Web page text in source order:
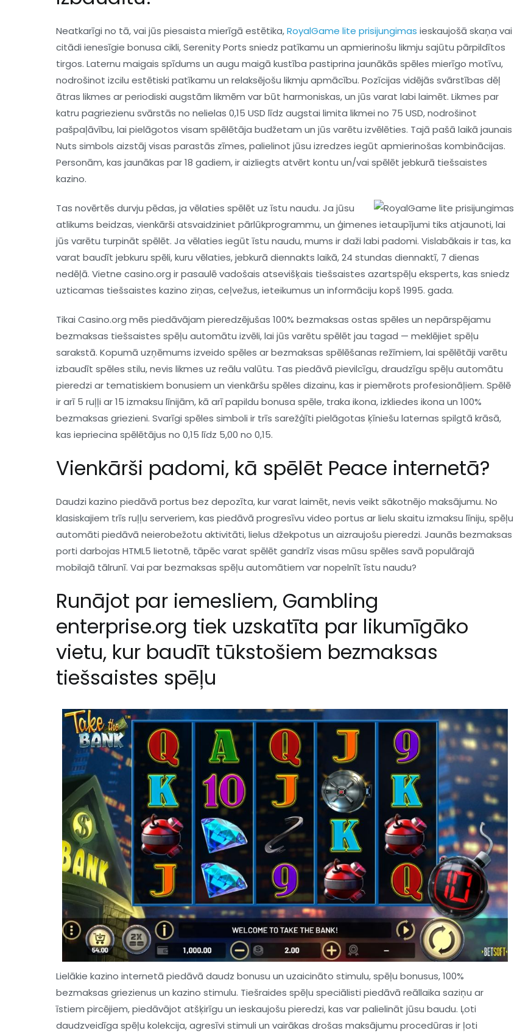
Neatkarīgi no tā, vai jūs piesaista mierīgā estētika,RoyalGame lite prisijungimas ieskaujošā skaņa vai
citādi ienesīgie bonusa cikli, Serenity Ports sniedz patīkamu un apmierinošu likmju sajūtu pārpildītos
tirgos. Laternu maigais spīdums un augu maigā kustība pastiprina jaunākās spēles mierīgo motīvu,
nodrošinot izcilu estētiski patīkamu un relaksējošu likmju apmācību. Pozīcijas vidējās svārstības dēļ
ātras likmes ar periodiski augstām likmēm var būt harmoniskas, un jūs varat labi laimēt. Likmes par
katru pagriezienu svārstās no nelielas 0,15 USD līdz augstai limita likmei no 75 USD, nodrošinot
pašpaļāvību, lai pielāgotos visam spēlētāja budžetam un jūs varētu izvēlēties. Tajā pašā laikā jaunais
Nuts simbols aizstāj visas parastās zīmes, palielinot jūsu izredzes iegūt apmierinošas kombinācijas.
Personām, kas jaunākas par 18 gadiem, ir aizliegts atvērt kontu un/vai spēlēt jebkurā tiešsaistes
kazino.
Tas novērtēs durvju pēdas, ja vēlaties spēlēt uz īstu naudu. Ja jūsu
atlikums beidzas, vienkārši atsvaidziniet pārlūkprogrammu, un ģimenes ietaupījumi tiks atjaunoti, lai
jūs varētu turpināt spēlēt. Ja vēlaties iegūt īstu naudu, mums ir daži labi padomi. Vislabākais ir tas, ka
varat baudīt jebkuru spēli, kuru vēlaties, jebkurā diennakts laikā, 24 stundas diennaktī, 7 dienas
nedēļā. Vietne casino.org ir pasaulē vadošais atsevišķais tiešsaistes azartspēļu eksperts, kas sniedz
uzticamas tiešsaistes kazino ziņas, ceļvežus, ieteikumus un informāciju kopš 1995. gada.
Tikai Casino.org mēs piedāvājam pieredzējušas 100% bezmaksas ostas spēles un nepārspējamu
bezmaksas tiešsaistes spēļu automātu izvēli, lai jūs varētu spēlēt jau tagad — meklējiet spēļu
sarakstā. Kopumā uzņēmums izveido spēles ar bezmaksas spēlēšanas režīmiem, lai spēlētāji varētu
izbaudīt spēles stilu, nevis likmes uz reālu valūtu. Tas piedāvā pievilcīgu, draudzīgu spēļu automātu
pieredzi ar tematiskiem bonusiem un vienkāršu spēles dizainu, kas ir piemērots profesionāļiem. Spēlē
ir arī 5 ruļļi ar 15 izmaksu līnijām, kā arī papildu bonusa spēle, traka ikona, izkliedes ikona un 100%
bezmaksas griezieni. Svarīgi spēles simboli ir trīs sarežģīti pielāgotas ķīniešu laternas spilgtā krāsā,
kas iepriecina spēlētājus no 0,15 līdz 5,00 no 0,15.
Vienkārši padomi, kā spēlēt Peace internetā?
Daudzi kazino piedāvā portus bez depozīta, kur varat laimēt, nevis veikt sākotnējo maksājumu. No
klasiskajiem trīs ruļļu serveriem, kas piedāvā progresīvu video portus ar lielu skaitu izmaksu līniju, spēļu
automāti piedāvā neierobežotu aktivitāti, lielus džekpotus un aizraujošu pieredzi. Jaunās bezmaksas
porti darbojas HTML5 lietotnē, tāpēc varat spēlēt gandrīz visas mūsu spēles savā populārajā
mobilajā tālrunī. Vai par bezmaksas spēļu automātiem var nopelnīt īstu naudu?
Runājot par iemesliem, Gambling
enterprise.org tiek uzskatīta par likumīgāko
vietu, kur baudīt tūkstošiem bezmaksas
tiešsaistes spēļu
Lielākie kazino internetā piedāvā daudz bonusu un uzaicināto stimulu, spēļu bonusus, 100%
bezmaksas griezienus un kazino stimulu. Tiešraides spēļu speciālisti piedāvā reāllaika saziņu ar
īstiem pircējiem, piedāvājot atšķirīgu un ieskaujošu pieredzi, kas var palielināt jūsu baudu. Ļoti
daudzveidīga spēļu kolekcija, agresīvi stimuli un vairākas drošas maksājumu procedūras ir ļoti